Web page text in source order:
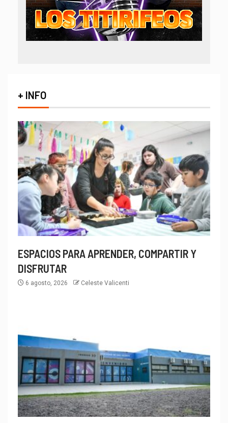
+ INFO
ESPACIOS PARA APRENDER, COMPARTIR Y
DISFRUTAR
6 agosto, 2026 Celeste Valicenti